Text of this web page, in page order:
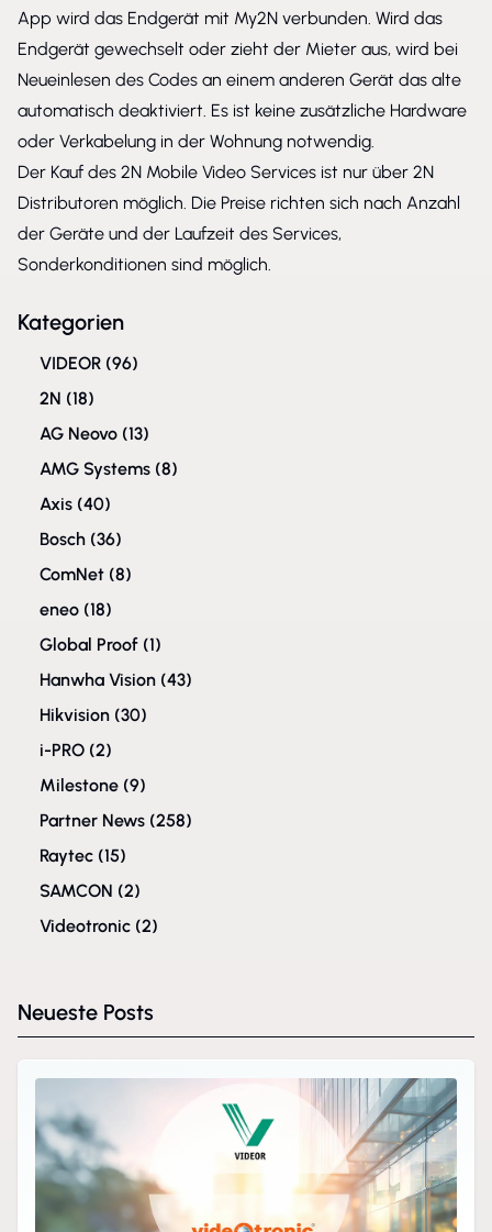
App wird das Endgerät mit My2N verbunden. Wird das
Endgerät gewechselt oder zieht der Mieter aus, wird bei
Neueinlesen des Codes an einem anderen Gerät das alte
automatisch deaktiviert. Es ist keine zusätzliche Hardware
oder Verkabelung in der Wohnung notwendig.
Der Kauf des 2N Mobile Video Services ist nur über 2N
Distributoren möglich. Die Preise richten sich nach Anzahl
der Geräte und der Laufzeit des Services,
Sonderkonditionen sind möglich.
Kategorien
VIDEOR (96)
2N (18)
AG Neovo (13)
AMG Systems (8)
Axis (40)
Bosch (36)
ComNet (8)
eneo (18)
Global Proof (1)
Hanwha Vision (43)
Hikvision (30)
i-PRO (2)
Milestone (9)
Partner News (258)
Raytec (15)
SAMCON (2)
Videotronic (2)
Neueste Posts